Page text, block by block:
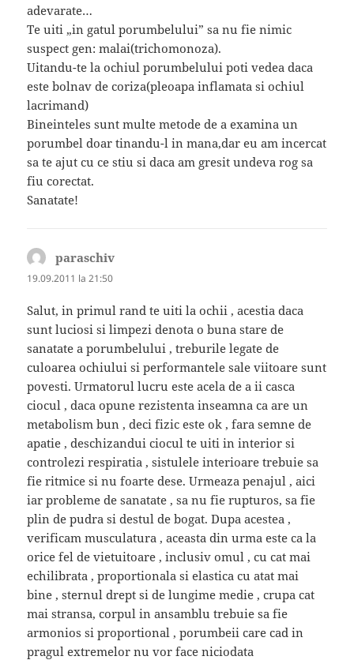
adevarate…
Te uiti „in gatul porumbelului” sa nu fie nimic
suspect gen: malai(trichomonoza).
Uitandu-te la ochiul porumbelului poti vedea daca
este bolnav de coriza(pleoapa inflamata si ochiul
lacrimand)
Bineinteles sunt multe metode de a examina un
porumbel doar tinandu-l in mana,dar eu am incercat
sa te ajut cu ce stiu si daca am gresit undeva rog sa
fiu corectat.
Sanatate!
paraschiv
19.09.2011 la 21:50
Salut, in primul rand te uiti la ochii , acestia daca
sunt luciosi si limpezi denota o buna stare de
sanatate a porumbelului , treburile legate de
culoarea ochiului si performantele sale viitoare sunt
povesti. Urmatorul lucru este acela de a ii casca
ciocul , daca opune rezistenta inseamna ca are un
metabolism bun , deci fizic este ok , fara semne de
apatie , deschizandui ciocul te uiti in interior si
controlezi respiratia , sistulele interioare trebuie sa
fie ritmice si nu foarte dese. Urmeaza penajul , aici
iar probleme de sanatate , sa nu fie rupturos, sa fie
plin de pudra si destul de bogat. Dupa acestea ,
verificam musculatura , aceasta din urma este ca la
orice fel de vietuitoare , inclusiv omul , cu cat mai
echilibrata , proportionala si elastica cu atat mai
bine , sternul drept si de lungime medie , crupa cat
mai stransa, corpul in ansamblu trebuie sa fie
armonios si proportional , porumbeii care cad in
pragul extremelor nu vor face niciodata